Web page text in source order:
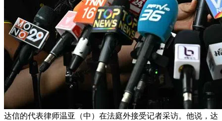
达信的代表律师温亚（中）在法庭外接受记者采访。他说，达